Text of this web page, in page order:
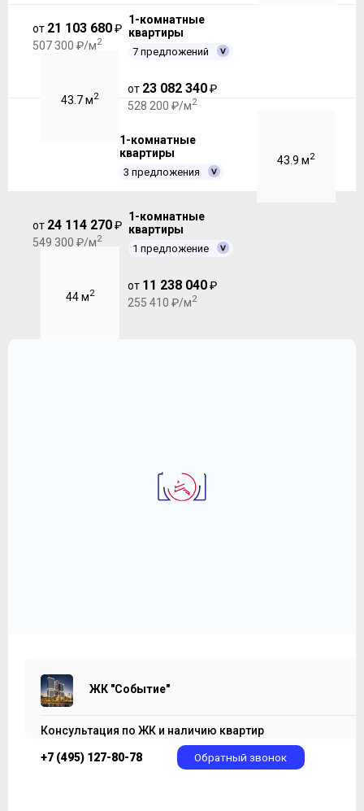
от 21 103 680₽
507 300 ₽/м2
1-комнатные
квартиры
7 предложений
43.7 м2
от 23 082 340₽
528 200 ₽/м2
1-комнатные
квартиры
3 предложения
43.9 м2
от 24 114 270₽
549 300 ₽/м2
1-комнатные
квартиры
1 предложение
44 м2
от 11 238 040₽
255 410 ₽/м2
ЖК "Событие"
Консультация по ЖК и наличию квартир
+7 (495) 127-80-78 Обратный звонок